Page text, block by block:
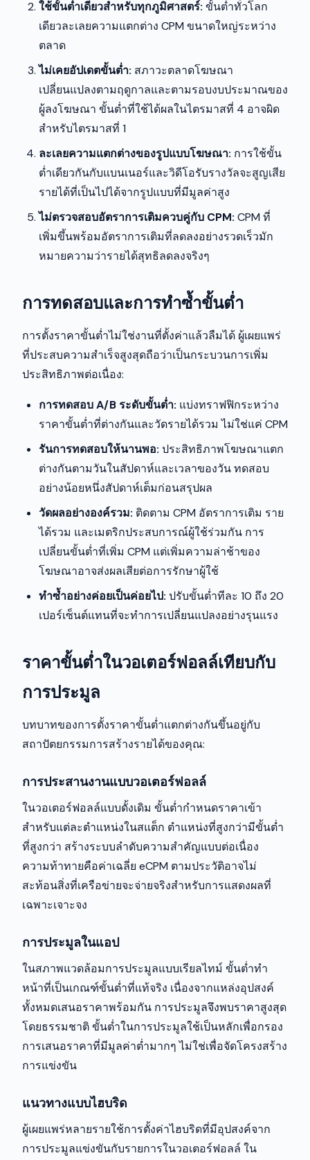
ใช้ขั้นต่ำเดียวสำหรับทุกภูมิศาสตร์: ขั้นต่ำทั่วโลก
เดียวละเลยความแตกต่าง CPM ขนาดใหญ่ระหว่าง
ตลาด
ไม่เคยอัปเดตขั้นต่ำ: สภาวะตลาดโฆษณา
เปลี่ยนแปลงตามฤดูกาลและตามรอบงบประมาณของ
ผู้ลงโฆษณา ขั้นต่ำที่ใช้ได้ผลในไตรมาสที่ 4 อาจผิด
สำหรับไตรมาสที่ 1
ละเลยความแตกต่างของรูปแบบโฆษณา: การใช้ขั้น
ต่ำเดียวกันกับแบนเนอร์และวิดีโอรับรางวัลจะสูญเสีย
รายได้ที่เป็นไปได้จากรูปแบบที่มีมูลค่าสูง
ไม่ตรวจสอบอัตราการเติมควบคู่กับ CPM: CPM ที่
เพิ่มขึ้นพร้อมอัตราการเติมที่ลดลงอย่างรวดเร็วมัก
หมายความว่ารายได้สุทธิลดลงจริงๆ
การทดสอบและการทำซ้ำขั้นต่ำ
การตั้งราคาขั้นต่ำไม่ใช่งานที่ตั้งค่าแล้วลืมได้ ผู้เผยแพร่
ที่ประสบความสำเร็จสูงสุดถือว่าเป็นกระบวนการเพิ่ม
ประสิทธิภาพต่อเนื่อง:
การทดสอบ A/B ระดับขั้นต่ำ: แบ่งทราฟฟิกระหว่าง
ราคาขั้นต่ำที่ต่างกันและวัดรายได้รวม ไม่ใช่แค่ CPM
รันการทดสอบให้นานพอ: ประสิทธิภาพโฆษณาแตก
ต่างกันตามวันในสัปดาห์และเวลาของวัน ทดสอบ
อย่างน้อยหนึ่งสัปดาห์เต็มก่อนสรุปผล
วัดผลอย่างองค์รวม: ติดตาม CPM อัตราการเติม ราย
ได้รวม และเมตริกประสบการณ์ผู้ใช้ร่วมกัน การ
เปลี่ยนขั้นต่ำที่เพิ่ม CPM แต่เพิ่มความล่าช้าของ
โฆษณาอาจส่งผลเสียต่อการรักษาผู้ใช้
ทำซ้ำอย่างค่อยเป็นค่อยไป: ปรับขั้นต่ำทีละ 10 ถึง 20
เปอร์เซ็นต์แทนที่จะทำการเปลี่ยนแปลงอย่างรุนแรง
ราคาขั้นต่ำในวอเตอร์ฟอลล์เทียบกับ
การประมูล
บทบาทของการตั้งราคาขั้นต่ำแตกต่างกันขึ้นอยู่กับ
สถาปัตยกรรมการสร้างรายได้ของคุณ:
การประสานงานแบบวอเตอร์ฟอลล์
ในวอเตอร์ฟอลล์แบบดั้งเดิม ขั้นต่ำกำหนดราคาเข้า
สำหรับแต่ละตำแหน่งในสแต็ก ตำแหน่งที่สูงกว่ามีขั้นต่ำ
ที่สูงกว่า สร้างระบบลำดับความสำคัญแบบต่อเนื่อง
ความท้าทายคือค่าเฉลี่ย eCPM ตามประวัติอาจไม่
สะท้อนสิ่งที่เครือข่ายจะจ่ายจริงสำหรับการแสดงผลที่
เฉพาะเจาะจง
การประมูลในแอป
ในสภาพแวดล้อมการประมูลแบบเรียลไทม์ ขั้นต่ำทำ
หน้าที่เป็นเกณฑ์ขั้นต่ำที่แท้จริง เนื่องจากแหล่งอุปสงค์
ทั้งหมดเสนอราคาพร้อมกัน การประมูลจึงพบราคาสูงสุด
โดยธรรมชาติ ขั้นต่ำในการประมูลใช้เป็นหลักเพื่อกรอง
การเสนอราคาที่มีมูลค่าต่ำมากๆ ไม่ใช่เพื่อจัดโครงสร้าง
การแข่งขัน
แนวทางแบบไฮบริด
ผู้เผยแพร่หลายรายใช้การตั้งค่าไฮบริดที่มีอุปสงค์จาก
การประมูลแข่งขันกับรายการในวอเตอร์ฟอลล์ ใน